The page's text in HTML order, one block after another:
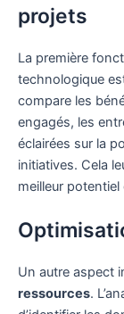
projets
La première
technologique
compare les
engagés, les
éclairées sur la
initiatives. Cela
meilleur
Un autre aspect
ressources.